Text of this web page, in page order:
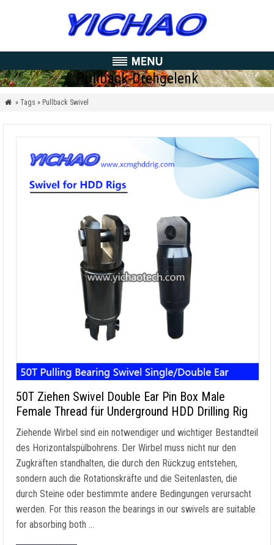
Pullback-Drehgelenk
 » Tags » Pullback Swivel
50T Ziehen Swivel Double Ear Pin Box Male
Female Thread für Underground HDD Drilling Rig
Ziehende Wirbel sind ein notwendiger und wichtiger Bestandteil
des Horizontalspülbohrens. Der Wirbel muss nicht nur den
Zugkräften standhalten, die durch den Rückzug entstehen,
sondern auch die Rotationskräfte und die Seitenlasten, die
durch Steine oder bestimmte andere Bedingungen verursacht
werden. For this reason the bearings in our swivels are suitable
for absorbing both …